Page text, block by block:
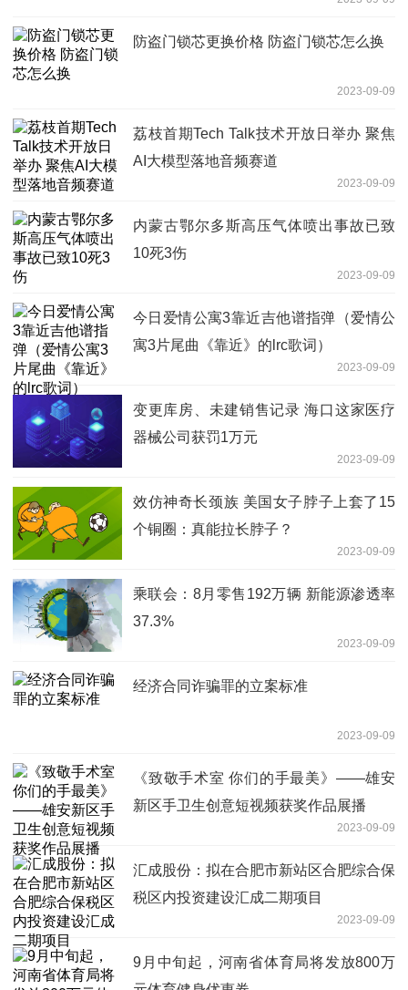
防盗门锁芯更换价格 防盗门锁芯怎么换
2023-09-09
荔枝首期Tech Talk技术开放日举办 聚焦
AI大模型落地音频赛道
2023-09-09
内蒙古鄂尔多斯高压气体喷出事故已致
10死3伤
2023-09-09
今日爱情公寓3靠近吉他谱指弹（爱情公
寓3片尾曲《靠近》的lrc歌词）
2023-09-09
变更库房、未建销售记录 海口这家医疗
器械公司获罚1万元
2023-09-09
效仿神奇长颈族 美国女子脖子上套了15
个铜圈：真能拉长脖子？
2023-09-09
乘联会：8月零售192万辆 新能源渗透率
37.3%
2023-09-09
经济合同诈骗罪的立案标准
2023-09-09
《致敬手术室 你们的手最美》——雄安
新区手卫生创意短视频获奖作品展播
2023-09-09
汇成股份：拟在合肥市新站区合肥综合保
税区内投资建设汇成二期项目
2023-09-09
9月中旬起，河南省体育局将发放800万